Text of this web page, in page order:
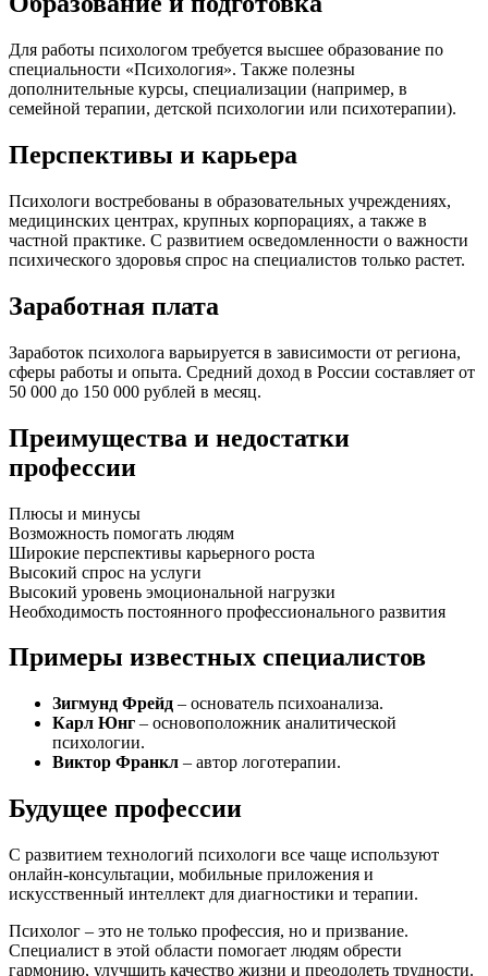
Для работы психологом требуется высшее образование по
специальности «Психология». Также полезны
дополнительные курсы, специализации (например, в
семейной терапии, детской психологии или психотерапии).
Перспективы и карьера
Психологи востребованы в образовательных учреждениях,
медицинских центрах, крупных корпорациях, а также в
частной практике. С развитием осведомленности о важности
психического здоровья спрос на специалистов только растет.
Заработная плата
Заработок психолога варьируется в зависимости от региона,
сферы работы и опыта. Средний доход в России составляет от
50 000 до 150 000 рублей в месяц.
Преимущества и недостатки
профессии
Плюсы и минусы
Возможность помогать людям
Широкие перспективы карьерного роста
Высокий спрос на услуги
Высокий уровень эмоциональной нагрузки
Необходимость постоянного профессионального развития
Примеры известных специалистов
Зигмунд Фрейд – основатель психоанализа.
Карл Юнг – основоположник аналитической
психологии.
Виктор Франкл – автор логотерапии.
Будущее профессии
С развитием технологий психологи все чаще используют
онлайн-консультации, мобильные приложения и
искусственный интеллект для диагностики и терапии.
Психолог – это не только профессия, но и призвание.
Специалист в этой области помогает людям обрести
гармонию, улучшить качество жизни и преодолеть трудности.